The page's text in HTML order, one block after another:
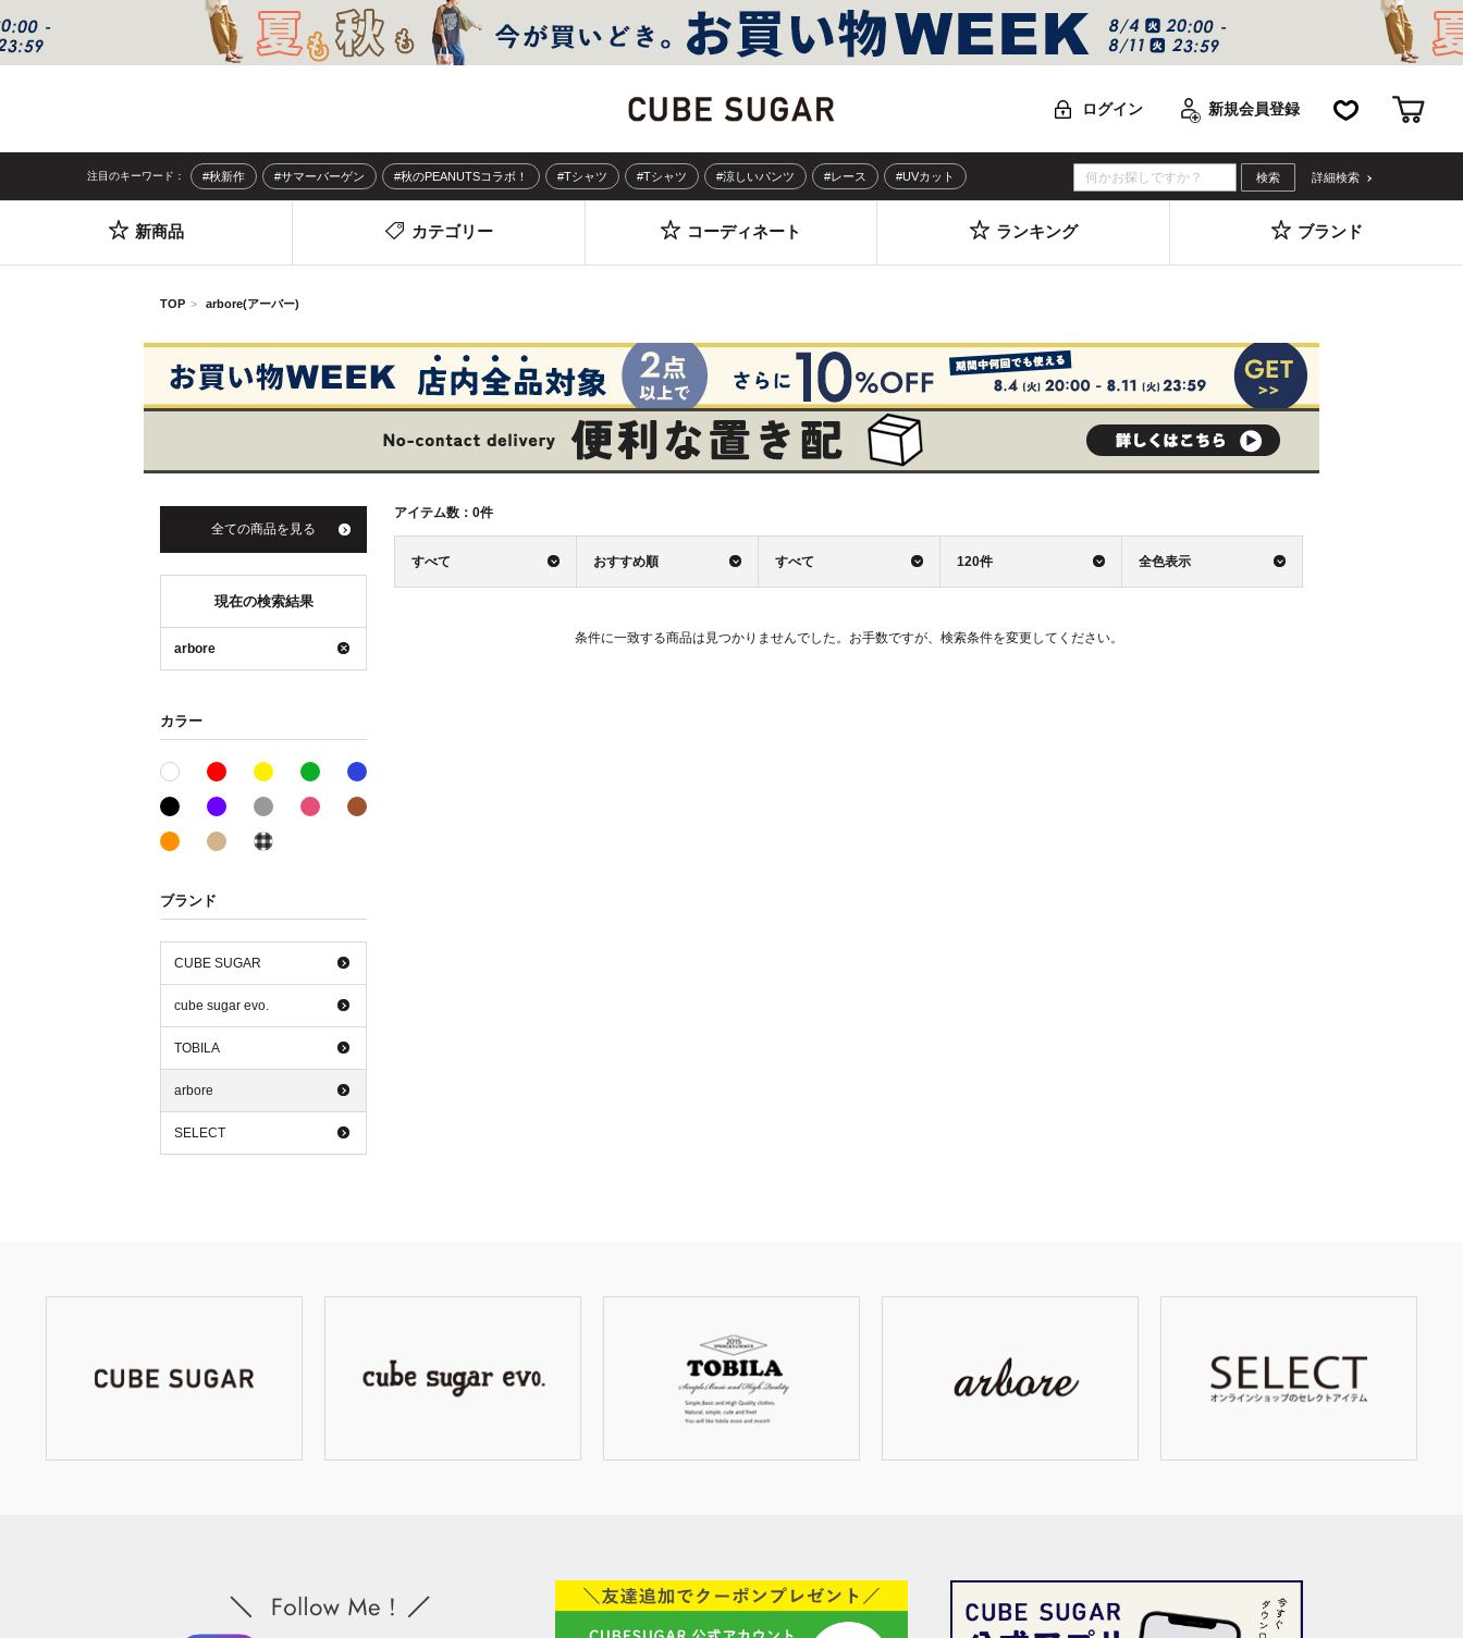
ログイン 新規会員登録 お気に入り
注目のキーワード： #秋新作 #サマーバーゲン #秋のPEANUTSコラボ！ #Tシャツ #Tシャツ #涼しいパンツ #レース #UVカット 詳細検索
新商品 カテゴリー コーディネート ランキング ブランド
TOP arbore(アーバー)
アイテム数： 0件
すべて おすすめ順 すべて 120件 全色表示
条件に一致する商品は見つかりませんでした。お手数ですが、検索条件を変更してください。
全ての商品を見る
現在の検索結果
arbore
カラー
ホワイト系レッド系 イエロー系グリーン系
ブラック系パープル系グレー系 ピンク系
オレンジ系ベージュ系
ブランド
CUBE SUGAR
cube sugar evo.
TOBILA
arbore
SELECT